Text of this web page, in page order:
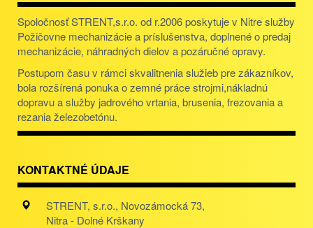
Spoločnosť STRENT,s.r.o. od r.2006 poskytuje v Nitre služby
Požičovne mechanizácie a príslušenstva, doplnené o predaj
mechanizácie, náhradných dielov a pozáručné opravy.
Postupom času v rámci skvalitnenia služieb pre zákazníkov,
bola rozšírená ponuka o zemné práce strojmi,nákladnú
dopravu a služby jadrového vrtania, brusenia, frezovania a
rezania železobetónu.
KONTAKTNÉ ÚDAJE
STRENT, s.r.o., Novozámocká 73,
Nitra - Dolné Krškany